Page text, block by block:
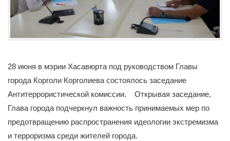
28 июня в мэрии Хасавюрта под руководством Главы
города Корголи Корголиева состоялось заседание
Антитеррористической комиссии. Открывая заседание,
Глава города подчеркнул важность принимаемых мер по
предотвращению распространения идеологии экстремизма
и терроризма среди жителей города.